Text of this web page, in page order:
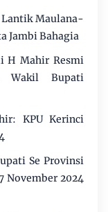
Lantik Maulana-
Jambi Bahagia
H Mahir Resmi
Wakil Bupati
KPU Kerinci
Se Provinsi
November 2024